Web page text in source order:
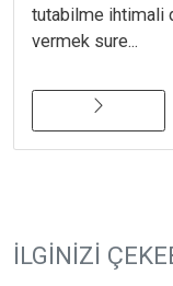
tutabilme ihtimali
vermek sure...
İLGINIZI